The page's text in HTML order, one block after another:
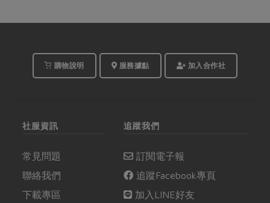
購物說明 服務據點 加入合作社
社服資訊
常見問題
聯絡我們
下載專區
追蹤我們
訂閱電子報
追蹤Facebook專頁
加入LINE好友